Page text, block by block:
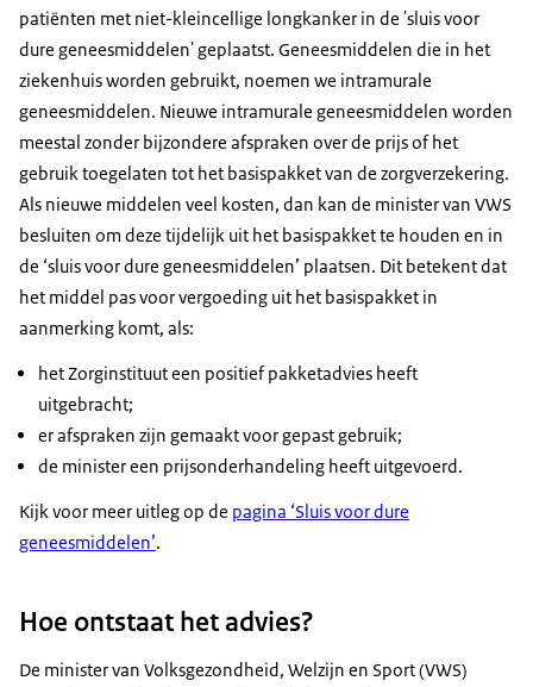
de tumor een mutatie vertoont in het epidermale
groeifactorreceptor (EGFR) exon-20-gen.
patiënten met niet-kleincellige longkanker in de 'sluis voor
dure geneesmiddelen' geplaatst. Geneesmiddelen die in het
ziekenhuis worden gebruikt, noemen we intramurale
geneesmiddelen. Nieuwe intramurale geneesmiddelen worden
meestal zonder bijzondere afspraken over de prijs of het
gebruik toegelaten tot het basispakket van de zorgverzekering.
Als nieuwe middelen veel kosten, dan kan de minister van VWS
besluiten om deze tijdelijk uit het basispakket te houden en in
de ‘sluis voor dure geneesmiddelen’ plaatsen. Dit betekent dat
het middel pas voor vergoeding uit het basispakket in
aanmerking komt, als:
het Zorginstituut een positief pakketadvies heeft
uitgebracht;
er afspraken zijn gemaakt voor gepast gebruik;
de minister een prijsonderhandeling heeft uitgevoerd.
Kijk voor meer uitleg op de pagina ‘Sluis voor dure
geneesmiddelen’.
Hoe ontstaat het advies?
De minister van Volksgezondheid, Welzijn en Sport (VWS)